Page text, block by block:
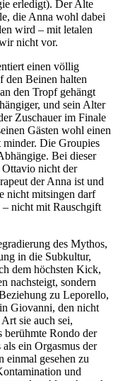
erledigt). Der Alte
die Anna wohl dabei
wird – mit letalen
nicht vor.
einen völlig
den Beinen halten
den Tropf gehängt
und sein Alter
Zuschauer im Finale
Gästen wohl einen
minder. Die Groupies
Bei dieser
Ottavio nicht der
der Anna ist und
nicht mitsingen darf
– nicht mit Rauschgift
des Mythos,
in die Subkultur,
dem höchsten Kick,
nachsteigt, sondern
zu Leporello,
Giovanni, den nicht
sie auch sei,
berühmte Rondo der
ein Orgasmus der
gesehen zu
und